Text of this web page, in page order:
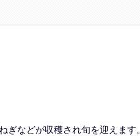
などが収穫され旬を迎えます。